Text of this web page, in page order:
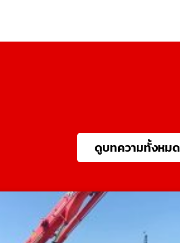
ดูบทความทั้งหมด